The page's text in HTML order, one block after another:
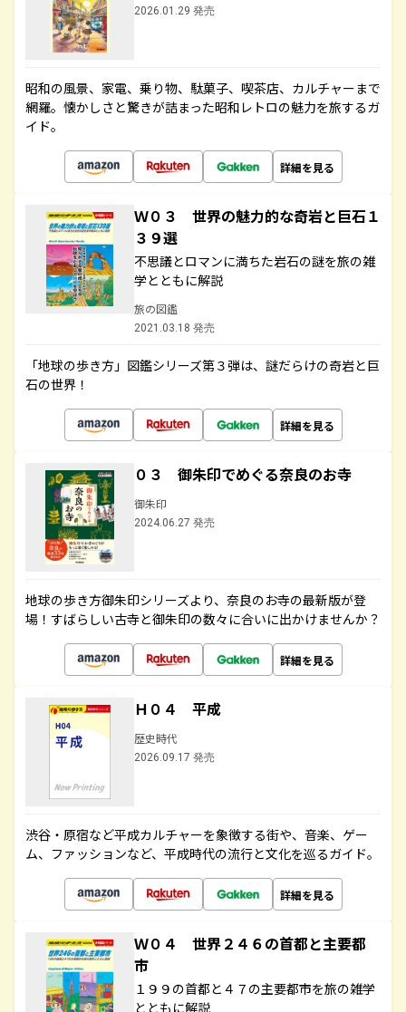
2026.01.29 発売
昭和の風景、家電、乗り物、駄菓子、喫茶店、カルチャーまで
網羅。懐かしさと驚きが詰まった昭和レトロの魅力を旅するガ
イド。
詳細を見る
Ｗ０３ 世界の魅力的な奇岩と巨石１
３９選
不思議とロマンに満ちた岩石の謎を旅の雑
学とともに解説
旅の図鑑
2021.03.18 発売
「地球の歩き方」図鑑シリーズ第３弾は、謎だらけの奇岩と巨
石の世界！
詳細を見る
０３ 御朱印でめぐる奈良のお寺
御朱印
2024.06.27 発売
地球の歩き方御朱印シリーズより、奈良のお寺の最新版が登
場！すばらしい古寺と御朱印の数々に合いに出かけませんか？
詳細を見る
Ｈ０４ 平成
歴史時代
2026.09.17 発売
渋谷・原宿など平成カルチャーを象徴する街や、音楽、ゲー
ム、ファッションなど、平成時代の流行と文化を巡るガイド。
詳細を見る
Ｗ０４ 世界２４６の首都と主要都
市
１９９の首都と４７の主要都市を旅の雑学
とともに解説